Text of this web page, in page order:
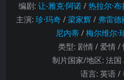
编剧: 让-雅克·阿诺/热拉尔·
主演: 珍·玛奇/梁家辉 / 弗雷德
尼内蒂/梅尔维尔·
类型: 剧情 / 爱情 /
制片国家/地区: 法国
语言: 英语 /